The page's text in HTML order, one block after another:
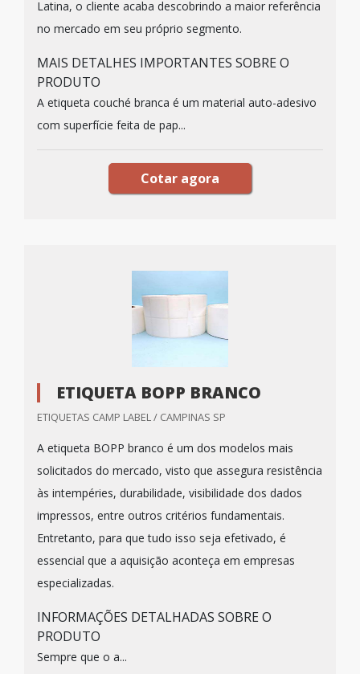
Latina, o cliente acaba descobrindo a maior referência
no mercado em seu próprio segmento.
MAIS DETALHES IMPORTANTES SOBRE O
PRODUTO
A etiqueta couché branca é um material auto-adesivo
com superfície feita de pap...
Cotar agora
ETIQUETA BOPP BRANCO
ETIQUETAS CAMP LABEL / CAMPINAS SP
A etiqueta BOPP branco é um dos modelos mais
solicitados do mercado, visto que assegura resistência
às intempéries, durabilidade, visibilidade dos dados
impressos, entre outros critérios fundamentais.
Entretanto, para que tudo isso seja efetivado, é
essencial que a aquisição aconteça em empresas
especializadas.
INFORMAÇÕES DETALHADAS SOBRE O
PRODUTO
Sempre que o a...